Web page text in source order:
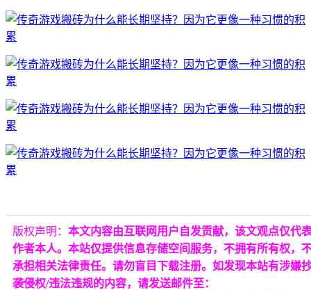
版权声明： 本文内容由互联网用户自发贡献，该文观点仅代
作者本人。本站仅提供信息存储空间服务，不拥有所有权，
承担相关法律责任。请勿盲目下载注册。如发现本站有涉嫌
袭侵权/违法违规的内容，请发送邮件至：